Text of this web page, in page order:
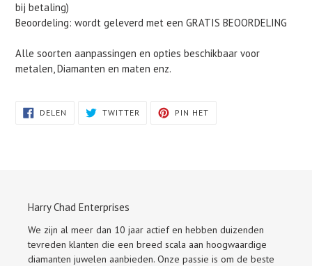
bij betaling)
Beoordeling: wordt geleverd met een GRATIS BEOORDELING
Alle soorten aanpassingen en opties beschikbaar voor
metalen, Diamanten en maten enz.
DELEN DELEN
TWITTER TWITTEREN
OP
PIN HET
Harry Chad Enterprises
We zijn al meer dan 10 jaar actief en hebben duizenden
tevreden klanten die een breed scala aan hoogwaardige
diamanten juwelen aanbieden. Onze passie is om de beste